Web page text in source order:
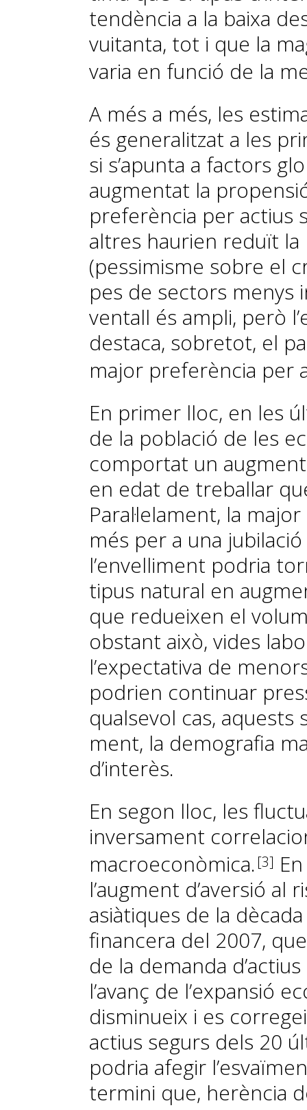
tendència a la baixa
vuitanta, tot i que la
varia en funció de la
A més a més, les
és ge­­neralitzat a les
si s’apunta a factors
augmentat la
preferència per actius
altres haurien reduït
(pessimisme sobre el
pes de sectors menys
ventall és ampli, però
destaca, sobretot, el
major preferència per
En primer lloc, en les
de la població de les
comportat un
en edat de treballar
Paral·lelament, la
més per a una
l’envelliment podria
tipus natural en
que redueixen el
obstant això, vides
l’expectativa de
podrien continuar
qualsevol cas,
ment, la demografia
d’interès.
En segon lloc, les
in­­ver­­sament
macroeconòmica. 3
l’augment d’aversió al
asiàtiques de la
financera del 2007,
de la demanda
l’avanç de l’expansió
disminueix i es
actius segurs dels 20
podria afegir
termini que, herència